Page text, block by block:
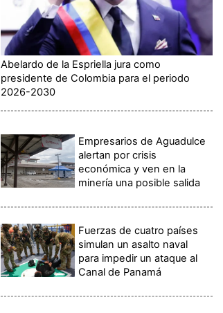
Abelardo de la Espriella jura como
presidente de Colombia para el periodo
2026-2030
Empresarios de Aguadulce
alertan por crisis
económica y ven en la
minería una posible salida
Fuerzas de cuatro países
simulan un asalto naval
para impedir un ataque al
Canal de Panamá